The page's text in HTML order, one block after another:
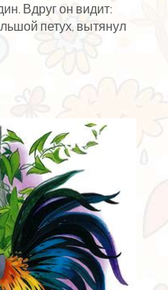
Вдруг он видит:
петух, вытянул